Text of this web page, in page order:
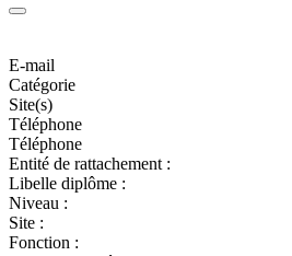
E-mail
Catégorie
Site(s)
Téléphone
Téléphone
Entité de rattachement :
Libelle diplôme :
Niveau :
Site :
Fonction :